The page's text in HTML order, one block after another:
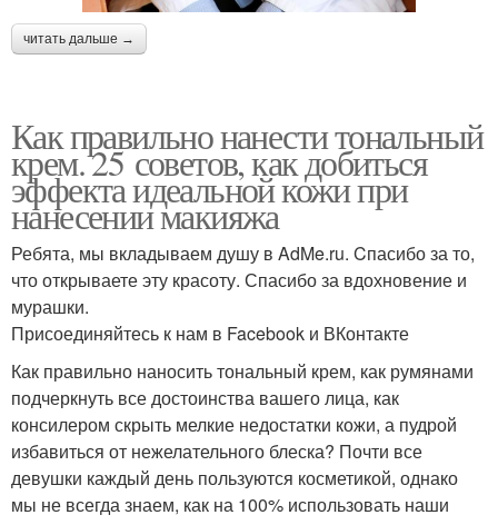
читать дальше →
Как правильно нанести тональный
крем. 25 советов, как добиться
эффекта идеальной кожи при
нанесении макияжа
Ребята, мы вкладываем душу в AdMe.ru. Cпасибо за то,
что открываете эту красоту. Спасибо за вдохновение и
мурашки.
Присоединяйтесь к нам в Facebook и ВКонтакте
Как правильно наносить тональный крем, как румянами
подчеркнуть все достоинства вашего лица, как
консилером скрыть мелкие недостатки кожи, а пудрой
избавиться от нежелательного блеска? Почти все
девушки каждый день пользуются косметикой, однако
мы не всегда знаем, как на 100% использовать наши